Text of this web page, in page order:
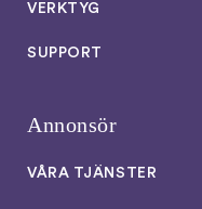
VERKTYG
SUPPORT
Annonsör
VÅRA TJÄNSTER